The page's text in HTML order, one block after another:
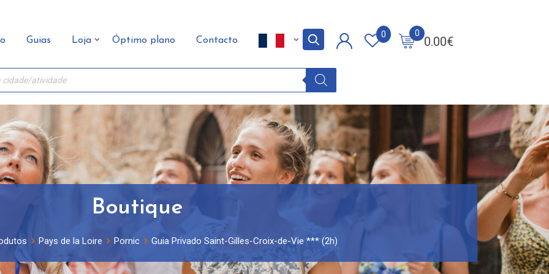
Guias Loja Óptimo plano Contacto 0.00€
0
0
Boutique
Pays de la Loire Pornic Guia Privado Saint-Gilles-Croix-de-Vie *** (2h)